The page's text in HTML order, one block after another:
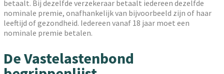
betaalt. Bij dezelfde verzekeraar betaalt iedereen dezelfde
nominale premie, onafhankelijk van bijvoorbeeld zijn of haar
leeftijd of gezondheid. Iedereen vanaf 18 jaar moet een
nominale premie betalen.
De Vastelastenbond